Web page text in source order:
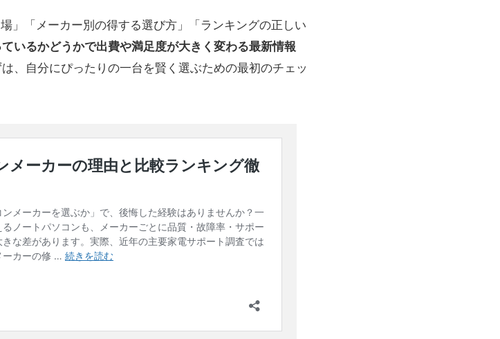
」「メーカー別の得する選び方」「ランキングの正しい
いるかどうかで出費や満足度が大きく変わる最新情報
、自分にぴったりの一台を賢く選ぶための最初のチェッ